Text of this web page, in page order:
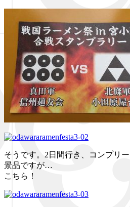
そうです。2日間行き、コンプリ
景品ですが…
こちら！